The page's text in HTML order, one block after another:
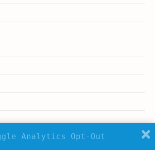
Analytics Opt-Out